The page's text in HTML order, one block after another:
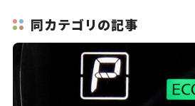
同カテゴリの記事